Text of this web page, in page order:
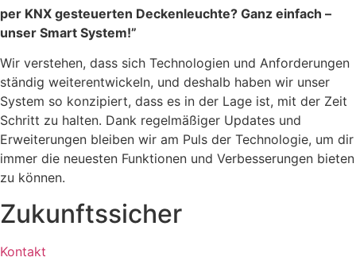
per KNX gesteuerten Deckenleuchte? Ganz einfach –
unser Smart System!”
Wir verstehen, dass sich Technologien und Anforderungen
ständig weiterentwickeln, und deshalb haben wir unser
System so konzipiert, dass es in der Lage ist, mit der Zeit
Schritt zu halten. Dank regelmäßiger Updates und
Erweiterungen bleiben wir am Puls der Technologie, um dir
immer die neuesten Funktionen und Verbesserungen bieten
zu können.
Zukunftssicher
Kontakt